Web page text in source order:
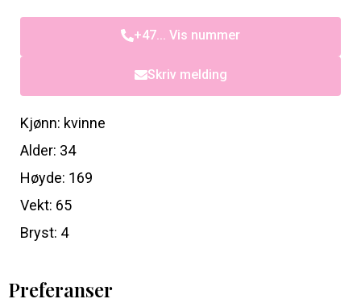
+47... Vis nummer
Skriv melding
Kjønn: kvinne
Alder: 34
Høyde: 169
Vekt: 65
Bryst: 4
Preferanser